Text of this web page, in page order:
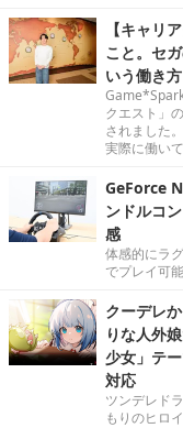
【キャリ
こと。セ
いう働き方
クエスト」
されました
実際に働い
GeForce
ンドルコ
感
体感的にラ
でプレイ可能
クーデレ
りな人外
少女」テ
対応
ツンデレド
もりのヒロ